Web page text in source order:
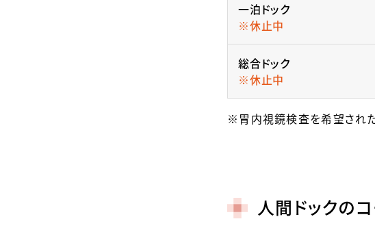
一泊ドック
※休止中
総合ドック
※休止中
※胃内視鏡検査を希望された
人間ドックの